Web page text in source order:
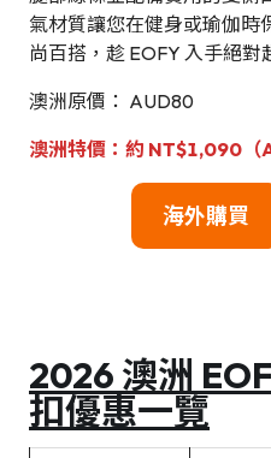
氣材質讓您在健身或瑜伽時
尚百搭，趁 EOFY 入手絕對
澳洲原價： AUD80
澳洲特價：約 NT$1,090（
海外購買
2026 澳洲
扣優惠一覽